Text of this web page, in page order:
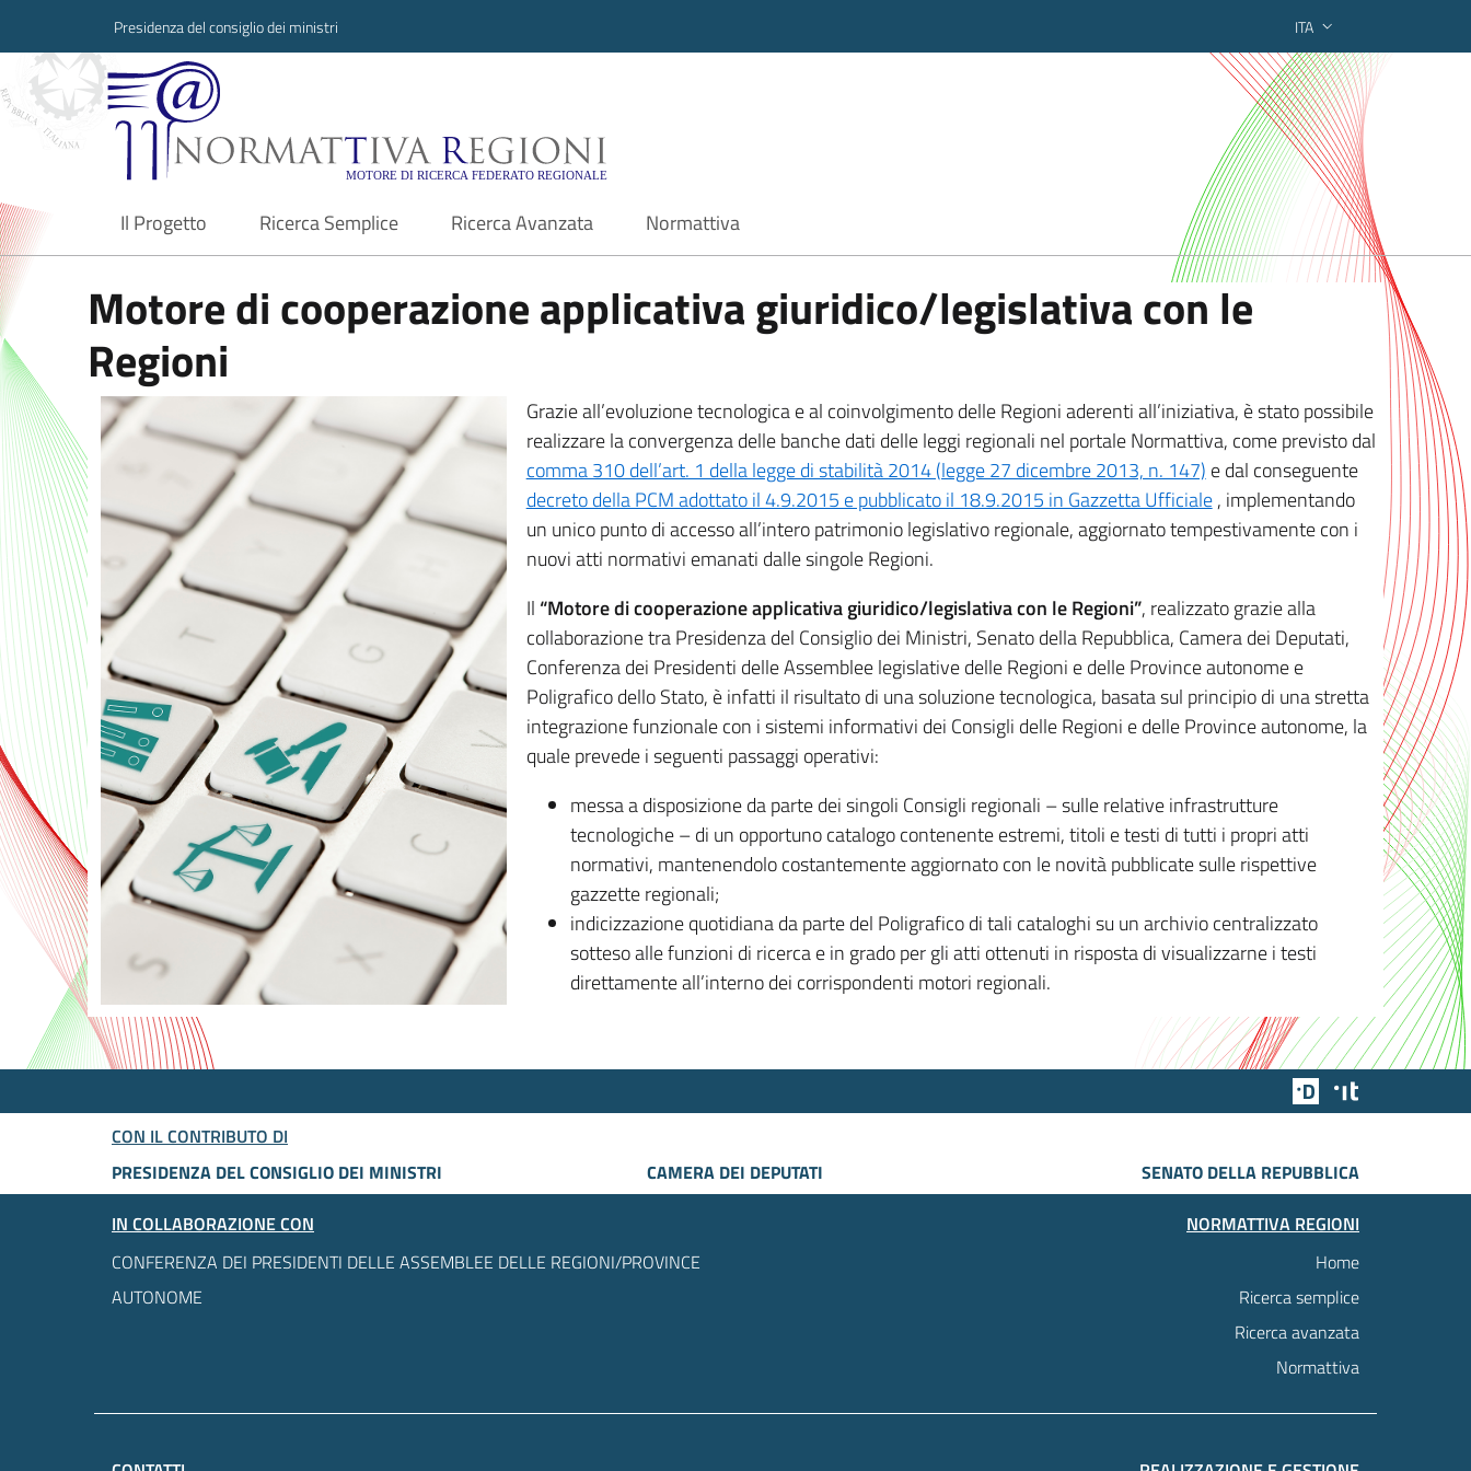
Presidenza del consiglio dei ministri ITA
Normattiva Regioni - Motore di ricerca federato regionale
Il Progetto
current Ricerca Semplice Ricerca Avanzata Normattiva
Motore di cooperazione applicativa giuridico/legislativa con le
Regioni
Grazie all’evoluzione tecnologica e al coinvolgimento delle Regioni aderenti all’iniziativa, è stato possibile
realizzare la convergenza delle banche dati delle leggi regionali nel portale Normattiva, come previsto dal
comma 310 dell’art. 1 della legge di stabilità 2014 (legge 27 dicembre 2013, n. 147) e dal conseguente
decreto della PCM adottato il 4.9.2015 e pubblicato il 18.9.2015 in Gazzetta Ufficiale, implementando
un unico punto di accesso all’intero patrimonio legislativo regionale, aggiornato tempestivamente con i
nuovi atti normativi emanati dalle singole Regioni.
Il “Motore di cooperazione applicativa giuridico/legislativa con le Regioni”, realizzato grazie alla
collaborazione tra Presidenza del Consiglio dei Ministri, Senato della Repubblica, Camera dei Deputati,
Conferenza dei Presidenti delle Assemblee legislative delle Regioni e delle Province autonome e
Poligrafico dello Stato, è infatti il risultato di una soluzione tecnologica, basata sul principio di una stretta
integrazione funzionale con i sistemi informativi dei Consigli delle Regioni e delle Province autonome, la
quale prevede i seguenti passaggi operativi:
messa a disposizione da parte dei singoli Consigli regionali – sulle relative infrastrutture
tecnologiche – di un opportuno catalogo contenente estremi, titoli e testi di tutti i propri atti
normativi, mantenendolo costantemente aggiornato con le novità pubblicate sulle rispettive
gazzette regionali;
indicizzazione quotidiana da parte del Poligrafico di tali cataloghi su un archivio centralizzato
sotteso alle funzioni di ricerca e in grado per gli atti ottenuti in risposta di visualizzarne i testi
direttamente all’interno dei corrispondenti motori regionali.
Team Digitale
CON IL CONTRIBUTO DI
PRESIDENZA DEL CONSIGLIO DEI MINISTRI
CAMERA DEI DEPUTATI
SENATO DELLA REPUBBLICA
IN COLLABORAZIONE CON
CONFERENZA DEI PRESIDENTI DELLE ASSEMBLEE DELLE REGIONI/PROVINCE
AUTONOME
NORMATTIVA REGIONI
Home
Ricerca semplice
Ricerca avanzata
Normattiva